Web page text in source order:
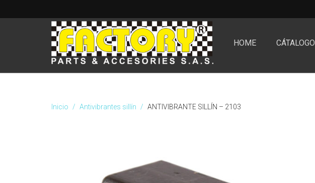
HOME CÁTALOGO
Inicio Antivibrantes sillín ANTIVIBRANTE SILLÍN – 2103